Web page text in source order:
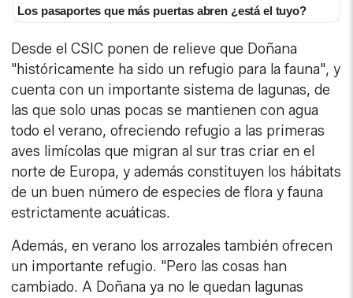
Los pasaportes que más puertas abren ¿está el tuyo?
Desde el CSIC ponen de relieve que Doñana
"históricamente ha sido un refugio para la fauna", y
cuenta con un importante sistema de lagunas, de
las que solo unas pocas se mantienen con agua
todo el verano, ofreciendo refugio a las primeras
aves limícolas que migran al sur tras criar en el
norte de Europa, y además constituyen los hábitats
de un buen número de especies de flora y fauna
estrictamente acuáticas.
Además, en verano los arrozales también ofrecen
un importante refugio. "Pero las cosas han
cambiado. A Doñana ya no le quedan lagunas